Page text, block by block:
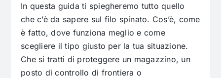
In questa guida ti spiegheremo tutto quello
che c’è da sapere sul filo spinato. Cos’è, come
è fatto, dove funziona meglio e come
scegliere il tipo giusto per la tua situazione.
Che si tratti di proteggere un magazzino, un
posto di controllo di frontiera o